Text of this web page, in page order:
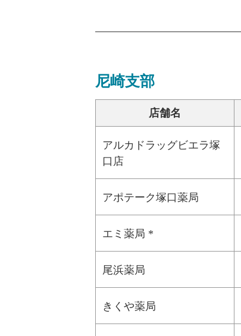
尼崎支部
店舗名
アルカドラッグビエラ塚
口店
アポテーク塚口薬局
エミ薬局 *
尾浜薬局
きくや薬局